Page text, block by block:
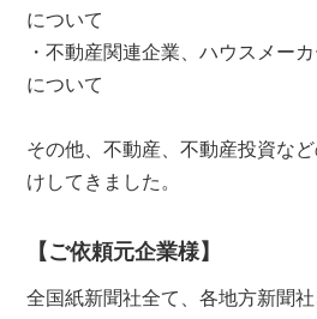
について
・不動産関連企業、ハウスメー
について
その他、不動産、不動産投資な
けしてきました。
【ご依頼元企業様】
全国紙新聞社全て、各地方新聞